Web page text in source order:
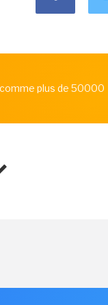
plus de 50000